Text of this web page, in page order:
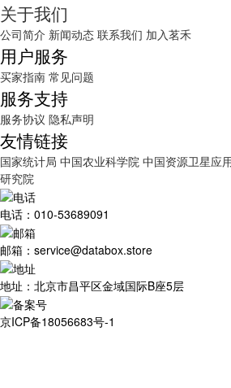
关于我们
公司简介 新闻动态 联系我们 加入茗禾
用户服务
买家指南 常见问题
服务支持
服务协议 隐私声明
友情链接
国家统计局 中国农业科学院 中国资源卫星应
研究院
电话：010-53689091
邮箱：service@databox.store
地址：北京市昌平区金域国际B座5层
京ICP备18056683号-1